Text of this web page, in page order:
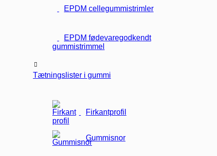
EPDM cellegummistrimler
EPDM fødevaregodkendt
gummistrimmel
Tætningslister i gummi
Firkantprofil
Gummisnor